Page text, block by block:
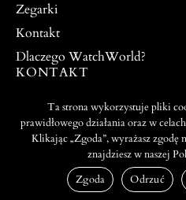
Zegarki
Kontakt
Dlaczego WatchWorld?
KONTAKT
504 917 976
PROJEKT I WYKONANIE:
WEBTO.PL
Ta strona wykorzystuje pliki
prawidłowego działania oraz w
Klikając „Zgoda”, wyrażasz
znajdziesz w naszej
Zgoda
Odrzuć